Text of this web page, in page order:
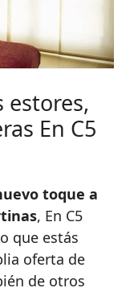
estores,
En C5
toque a
, En C5
que estás
oferta de
de otros